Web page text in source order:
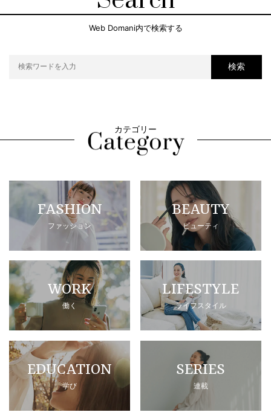
Web Domani内で検索する
検索
カテゴリー
FASHION
ファッション
BEAUTY
ビューティ
WORK
働く
LIFESTYLE
ライフスタイル
EDUCATION
学び
SERIES
連載